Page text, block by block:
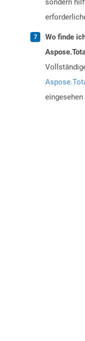
sondern
Wo finde
eingesehen